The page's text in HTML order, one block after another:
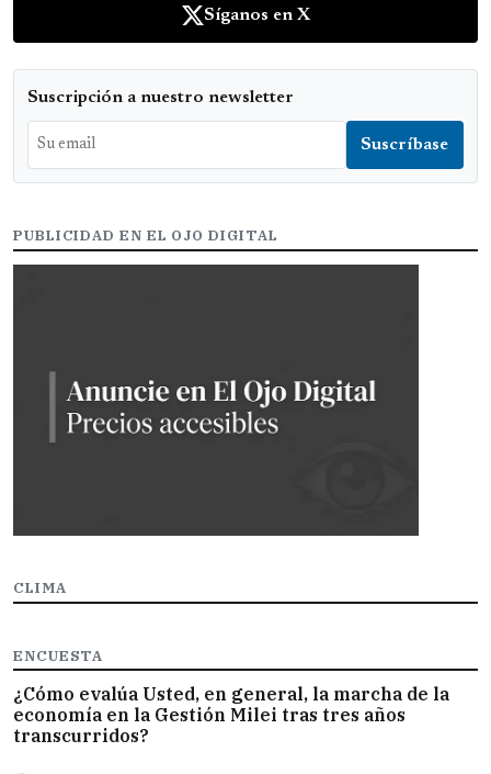
Síganos en X
Suscripción a nuestro newsletter
PUBLICIDAD EN EL OJO DIGITAL
CLIMA
ENCUESTA
¿Cómo evalúa Usted, en general, la marcha de la
economía en la Gestión Milei tras tres años
transcurridos?